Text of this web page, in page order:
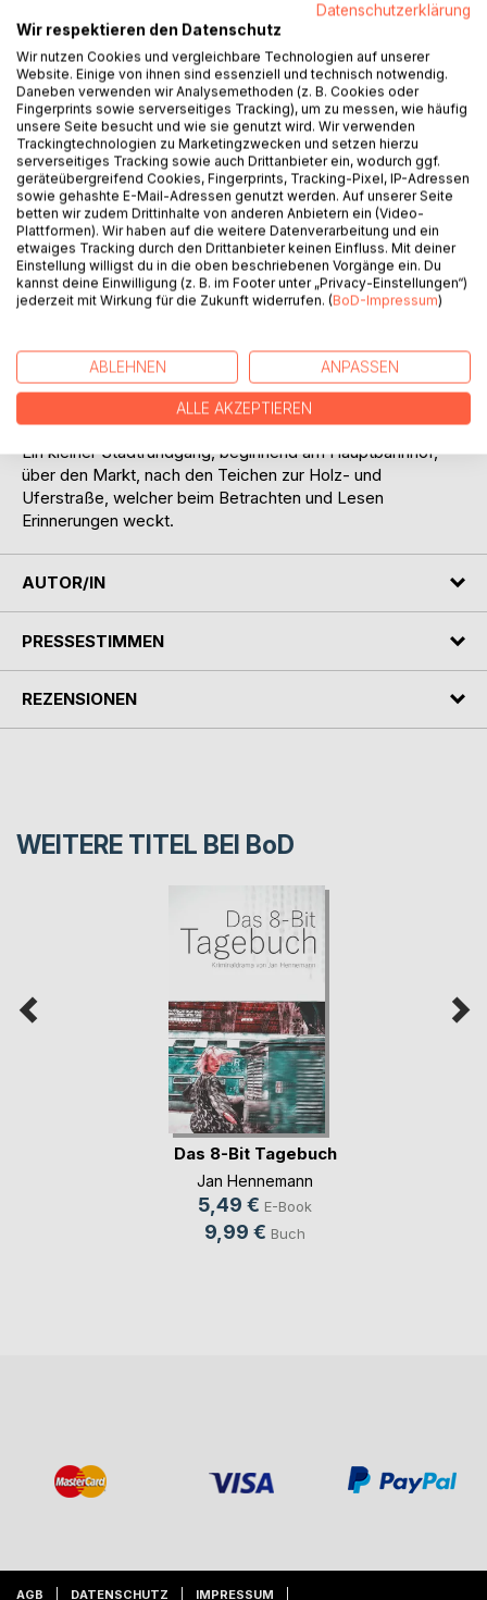
Auf die Merkliste
Titel bewerten
BESCHREIBUNG
Mit der Gegenüberstellung vieler Schwarzweiß-Fotografien
aus den 1980er Jahren und aktuellen Bildern, lädt der Autor
ein. Refotografien, Fotomontagen und viele Informationen
dokumentieren auf eine sehr beeindruckende Art und
Weise den Wandel seiner Heimatstadt Werdau.
Ein kleiner Stadtrundgang, beginnend am Hauptbahnhof,
über den Markt, nach den Teichen zur Holz- und
Uferstraße, welcher beim Betrachten und Lesen
Erinnerungen weckt.
AUTOR/IN
PRESSESTIMMEN
REZENSIONEN
WEITERE TITEL BEI BoD
Das 8-Bit Tagebuch
Jan Hennemann
5,49 € E-Book
9,99 € Buch
AGB DATENSCHUTZ IMPRESSUM
Datenschutzerklärung
Wir respektieren den Datenschutz
Wir nutzen Cookies und vergleichbare Technologien auf unserer
Website. Einige von ihnen sind essenziell und technisch notwendig.
Daneben verwenden wir Analysemethoden (z. B. Cookies oder
Fingerprints sowie serverseitiges Tracking), um zu messen, wie häufig
unsere Seite besucht und wie sie genutzt wird. Wir verwenden
Trackingtechnologien zu Marketingzwecken und setzen hierzu
serverseitiges Tracking sowie auch Drittanbieter ein, wodurch ggf.
geräteübergreifend Cookies, Fingerprints, Tracking-Pixel, IP-Adressen
sowie gehashte E-Mail-Adressen genutzt werden. Auf unserer Seite
betten wir zudem Drittinhalte von anderen Anbietern ein (Video-
Plattformen). Wir haben auf die weitere Datenverarbeitung und ein
etwaiges Tracking durch den Drittanbieter keinen Einfluss. Mit deiner
Einstellung willigst du in die oben beschriebenen Vorgänge ein. Du
kannst deine Einwilligung (z. B. im Footer unter „Privacy-Einstellungen“)
jederzeit mit Wirkung für die Zukunft widerrufen. (BoD-Impressum)
ABLEHNEN ANPASSEN
ALLE AKZEPTIEREN